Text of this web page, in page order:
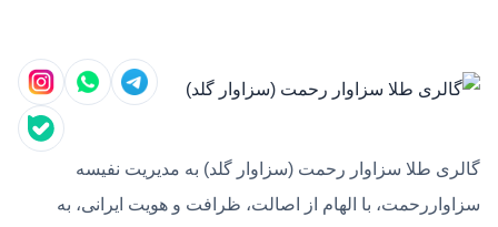
گالری طلا سزاوار رحمت (سزاوار گلد) به مدیریت نفیسه
سزاواررحمت، با الهام از اصالت، ظرافت و هویت ایرانی، به